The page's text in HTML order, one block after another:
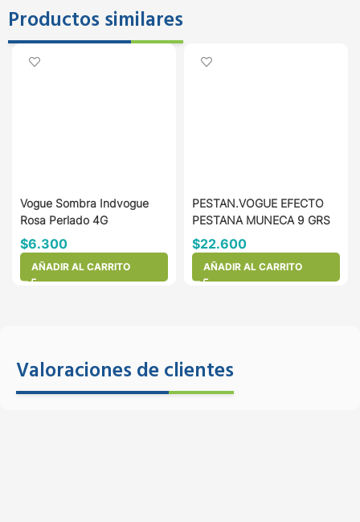
Productos similares
Vogue Sombra Indvogue
Rosa Perlado 4G
$6.300
AÑADIR AL CARRITO
PESTAN.VOGUE EFECTO
PESTANA MUNECA 9 GRS
$22.600
AÑADIR AL CARRITO
Valoraciones de clientes